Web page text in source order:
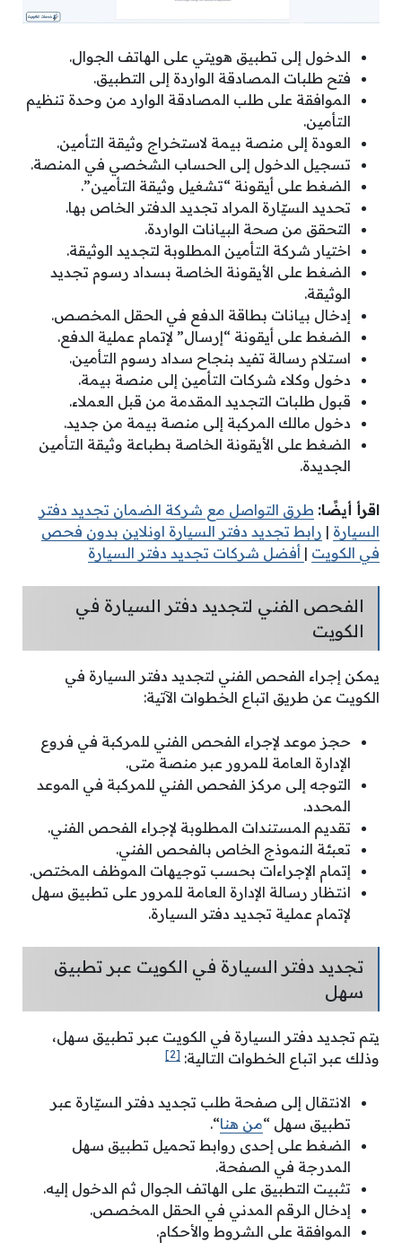
الدخول إلى تطبيق هويتي على الهاتف الجوال.
فتح طلبات المصادقة الواردة إلى التطبيق.
الموافقة على طلب المصادقة الوارد من وحدة تنظيم
التأمين.
العودة إلى منصة بيمة لاستخراج وثيقة التأمين.
تسجيل الدخول إلى الحساب الشخصي في المنصة.
الضغط على أيقونة “تشغيل وثيقة التأمين”.
تحديد السيّارة المراد تجديد الدفتر الخاص بها.
التحقق من صحة البيانات الواردة.
اختيار شركة التأمين المطلوبة لتجديد الوثيقة.
الضغط على الأيقونة الخاصة بسداد رسوم تجديد
الوثيقة.
إدخال بيانات بطاقة الدفع في الحقل المخصص.
الضغط على أيقونة “إرسال” لإتمام عملية الدفع.
استلام رسالة تفيد بنجاح سداد رسوم التأمين.
دخول وكلاء شركات التأمين إلى منصة بيمة.
قبول طلبات التجديد المقدمة من قبل العملاء.
دخول مالك المركبة إلى منصة بيمة من جديد.
الضغط على الأيقونة الخاصة بطباعة وثيقة التأمين
الجديدة.
اقرأ أيضًا: طرق التواصل مع شركة الضمان تجديد دفتر
السيارة | رابط تجديد دفتر السيارة اونلاين بدون فحص
في الكويت | أفضل شركات تجديد دفتر السيارة
الفحص الفني لتجديد دفتر السيارة في
الكويت
يمكن إجراء الفحص الفني لتجديد دفتر السيارة في
الكويت عن طريق اتباع الخطوات الآتية:
حجز موعد لإجراء الفحص الفني للمركبة في فروع
الإدارة العامة للمرور عبر منصة متى.
التوجه إلى مركز الفحص الفني للمركبة في الموعد
المحدد.
تقديم المستندات المطلوبة لإجراء الفحص الفني.
تعبئة النموذج الخاص بالفحص الفني.
إتمام الإجراءات بحسب توجيهات الموظف المختص.
انتظار رسالة الإدارة العامة للمرور على تطبيق سهل
لإتمام عملية تجديد دفتر السيارة.
تجديد دفتر السيارة في الكويت عبر تطبيق
سهل
يتم تجديد دفتر السيارة في الكويت عبر تطبيق سهل،
وذلك عبر اتباع الخطوات التالية: [2]
الانتقال إلى صفحة طلب تجديد دفتر السيّارة عبر
تطبيق سهل “من هنا“.
الضغط على إحدى روابط تحميل تطبيق سهل
المدرجة في الصفحة.
تثبيت التطبيق على الهاتف الجوال ثم الدخول إليه.
إدخال الرقم المدني في الحقل المخصص.
الموافقة على الشروط والأحكام.